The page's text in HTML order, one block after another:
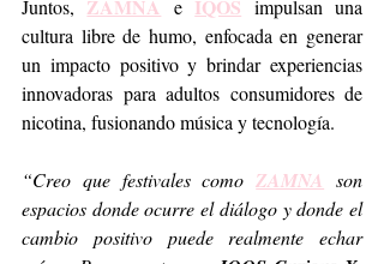
Juntos, ZAMNA e IQOS impulsan una
cultura libre de humo, enfocada en generar
un impacto positivo y brindar experiencias
innovadoras para adultos consumidores de
nicotina, fusionando música y tecnología.
“Creo que festivales como ZAMNA son
espacios donde ocurre el diálogo y donde el
cambio positivo puede realmente echar